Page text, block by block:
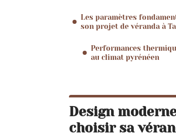
Les paramètres
son projet de véranda à
Performances
au climat pyrénéen
Design
choisir sa